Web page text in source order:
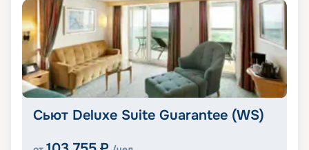
Сьют Deluxe Suite Guarantee (WS)